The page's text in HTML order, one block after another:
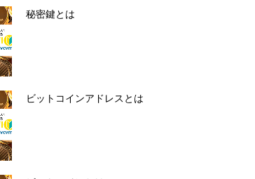
秘密鍵とは
ビットコインアドレスとは